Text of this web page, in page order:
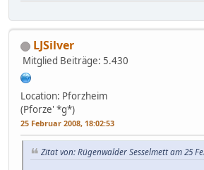
LJSilver
Mitglied Beiträge: 5.430
Location: Pforzheim
(Pforze' *g*)
25 Februar 2008, 18:02:53
Zitat von: Rügenwalder Sesselmett am 25